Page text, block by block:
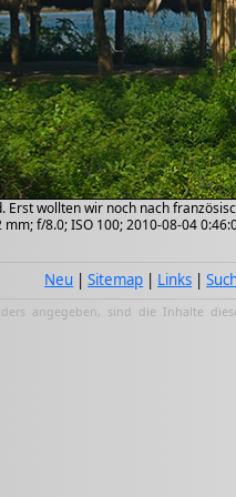
Erst wollten wir noch nach
f/8.0; ISO 100; 2010-08-04
Neu |Sitemap | Links |
angegeben, sind die Inhalte